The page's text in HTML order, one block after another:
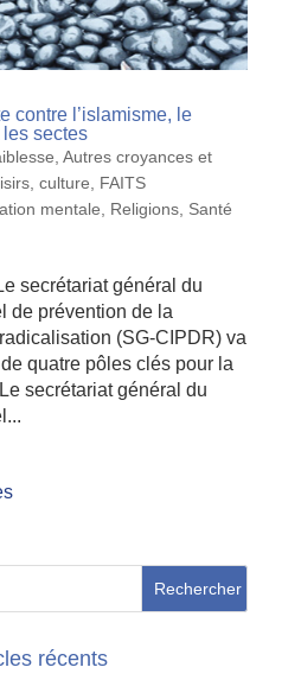
contre l’islamisme, le
sectes
, Autres croyances et
culture, FAITS
mentale, Religions, Santé
secrétariat général du
de prévention de la
(SG-CIPDR) va
quatre pôles clés pour la
secrétariat général du
récents